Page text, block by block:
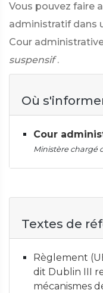
Vous pouvez faire
administratif dans
Cour
suspensif .
Où
Cour
Ministère chargé
Textes de
Règlement
dit Dublin III
mécanismes